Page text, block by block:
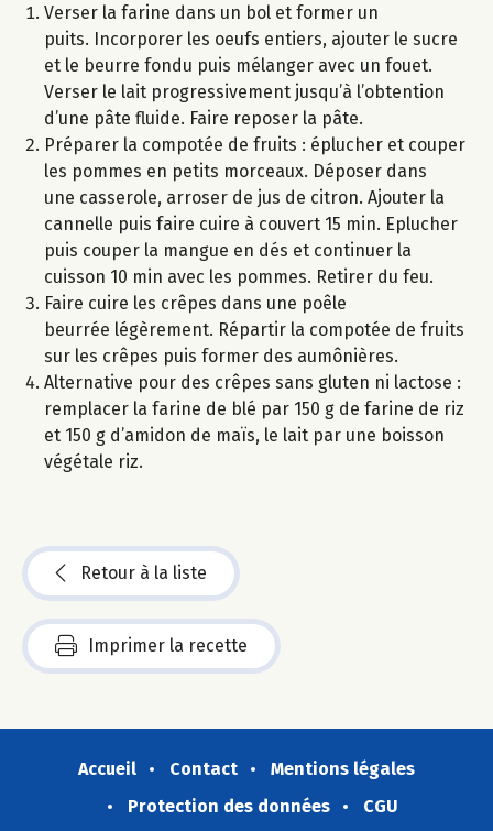
Verser la farine dans un bol et former un
puits. Incorporer les oeufs entiers, ajouter le sucre
et le beurre fondu puis mélanger avec un fouet.
Verser le lait progressivement jusqu’à l’obtention
d’une pâte fluide. Faire reposer la pâte.
Préparer la compotée de fruits : éplucher et couper
les pommes en petits morceaux. Déposer dans
une casserole, arroser de jus de citron. Ajouter la
cannelle puis faire cuire à couvert 15 min. Eplucher
puis couper la mangue en dés et continuer la
cuisson 10 min avec les pommes. Retirer du feu.
Faire cuire les crêpes dans une poêle
beurrée légèrement. Répartir la compotée de fruits
sur les crêpes puis former des aumônières.
Alternative pour des crêpes sans gluten ni lactose :
remplacer la farine de blé par 150 g de farine de riz
et 150 g d’amidon de maïs, le lait par une boisson
végétale riz.
Retour à la liste
Imprimer la recette
Accueil Contact
Mentions légales
Protection des données
CGU